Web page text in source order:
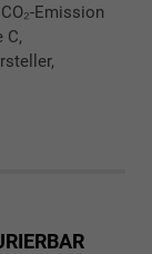
Emission
C,